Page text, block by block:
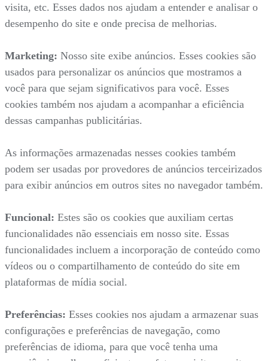
visita, etc. Esses dados nos ajudam a entender e analisar o
desempenho do site e onde precisa de melhorias.
Marketing: Nosso site exibe anúncios. Esses cookies são
usados para personalizar os anúncios que mostramos a
você para que sejam significativos para você. Esses
cookies também nos ajudam a acompanhar a eficiência
dessas campanhas publicitárias.
As informações armazenadas nesses cookies também
podem ser usadas por provedores de anúncios terceirizados
para exibir anúncios em outros sites no navegador também.
Funcional: Estes são os cookies que auxiliam certas
funcionalidades não essenciais em nosso site. Essas
funcionalidades incluem a incorporação de conteúdo como
vídeos ou o compartilhamento de conteúdo do site em
plataformas de mídia social.
Preferências: Esses cookies nos ajudam a armazenar suas
configurações e preferências de navegação, como
preferências de idioma, para que você tenha uma